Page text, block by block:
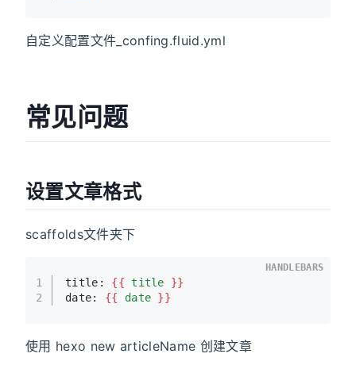
自定义配置文件_confing.fluid.yml
常见问题
设置文章格式
scaffolds文件夹下
1
2
title: {{ title }}
date: {{ date }}
HANDLEBARS
使用 hexo new articleName 创建文章